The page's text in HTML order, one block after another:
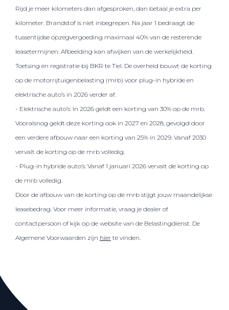
Rijd je meer kilometers dan afgesproken, dan betaal je extra per
kilometer. Brandstof is niet inbegrepen. Na jaar 1 bedraagt de
tussentijdse opzegvergoeding maximaal 40% van de resterende
leasetermijnen. Afbeelding kan afwijken van de werkelijkheid.
Toetsing en registratie bij BKR te Tiel. De overheid bouwt de korting
op de motorrijtuigenbelasting (mrb) voor plug-in hybride en
elektrische auto’s in 2026 verder af.
- Elektrische auto’s: In 2026 geldt een korting van 30% op de mrb.
Vooralsnog geldt deze korting ook in 2027 en 2028, gevolgd door
een verdere afbouw naar een korting van 25% in 2029. Vanaf 2030
vervalt de korting op de mrb volledig.
- Plug-in hybride auto’s: Vanaf 1 januari 2026 vervalt de korting op
de mrb volledig.
Door de afbouw van de korting op de mrb stijgt jouw maandelijkse
leasebedrag. Voor meer informatie, vraag je dealer of
contactpersoon of kijk op de website van de Belastingdienst. De
Algemene Voorwaarden zijn hier te vinden.